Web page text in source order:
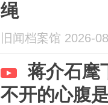
绳
旧闻档案馆 2026-
蒋介石麾
不开的心腹